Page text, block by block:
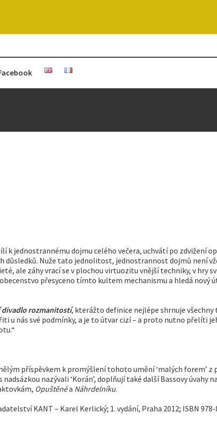
k jednostrannému dojmu celého večera, uchvátí po zdvižení
Nuže tato jednolitost, jednostrannost dojmů není
ale záhy vrací se v plochou virtuozitu vnější techniky, v hry
přesyceno tímto kultem mechanismu a hledá nový
rozmanitostí, kterážto definice nejlépe shrnuje všechny
u nás své podmínky, a je to útvar cizí – a proto nutno přelíti
příspěvkem k promýšlení tohoto umění ‘malých forem’ z
nazývali ‘Korán’, doplňují také další Bassovy úvahy
Opuštěnéa Náhrdelníku.
KANT – Karel Kerlický; 1. vydání, Praha 2012; ISBN